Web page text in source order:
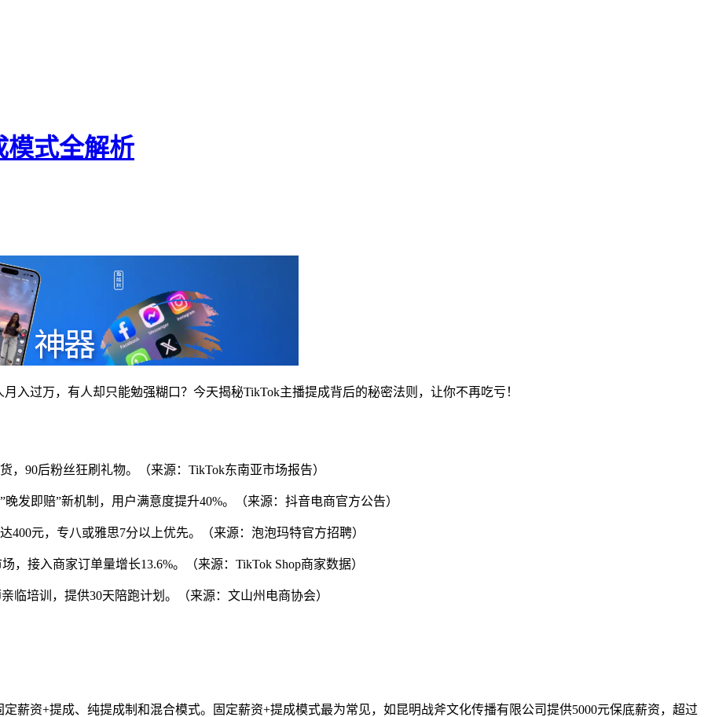
式全解析
入过万，有人却只能勉强糊口？今天揭秘TikTok主播提成背后的秘密法则，让你不再吃亏！
，90后粉丝狂刷礼物。（来源：TikTok东南亚市场报告）
发即赔”新机制，用户满意度提升40%。（来源：抖音电商官方公告）
400元，专八或雅思7分以上优先。（来源：泡泡玛特官方招聘）
，接入商家订单量增长13.6%。（来源：TikTok Shop商家数据）
临培训，提供30天陪跑计划。（来源：文山州电商协会）
薪资+提成、纯提成制和混合模式。固定薪资+提成模式最为常见，如昆明战斧文化传播有限公司提供5000元保底薪资，超过